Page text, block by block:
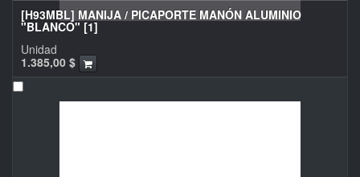
[H93MBL] MANIJA / PICAPORTE MANÓN ALUMINIO
"BLANCO" [1]
1.385,00 $
Unidad